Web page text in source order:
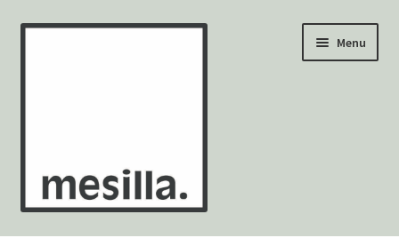
Ga
Ga
Menu
Wandtegels